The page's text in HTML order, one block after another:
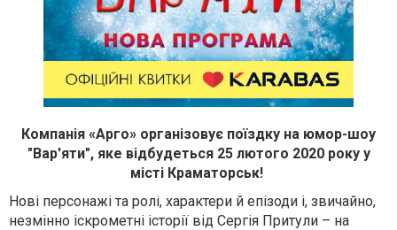
Компанія «Арго» організовує поїздку на юмор-шоу
"Вар'яти", яке відбудеться 25 лютого 2020 року у
місті Краматорськ!
Нові персонажі та ролі, характери й епізоди і, звичайно,
незмінно іскрометні історії від Сергія Притули – на